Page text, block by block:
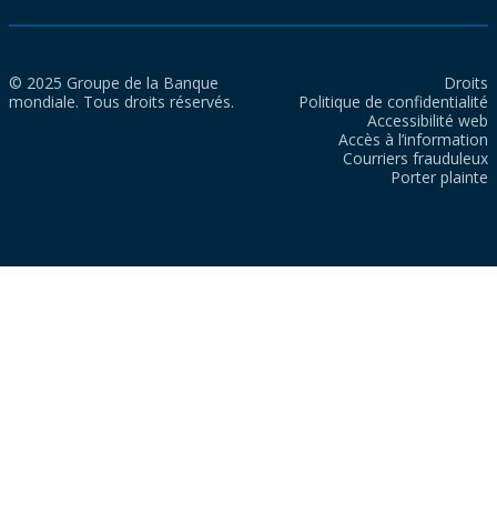
© 2025 Groupe de la Banque
mondiale. Tous droits réservés.
Droits
Politique de confidentialité
Accessibilité web
Accès à l’information
Courriers frauduleux
Porter plainte